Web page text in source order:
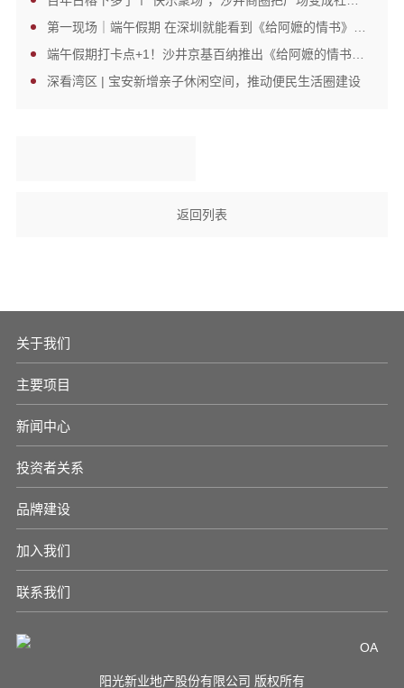
深看湾区 | 宝安新增亲子休闲空间，推动便民生活圈建设
返回列表
关于我们
主要项目
新闻中心
投资者关系
品牌建设
加入我们
联系我们
阳光新业地产股份有限公司 版权所有
OA